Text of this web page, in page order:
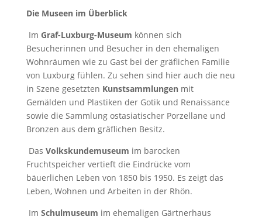
Die Museen im Überblick
Im Graf-Luxburg-Museum können sich
Besucherinnen und Besucher in den ehemaligen
Wohnräumen wie zu Gast bei der gräflichen Familie
von Luxburg fühlen. Zu sehen sind hier auch die neu
in Szene gesetzten Kunstsammlungenmit
Gemälden und Plastiken der Gotik und Renaissance
sowie die Sammlung ostasiatischer Porzellane und
Bronzen aus dem gräflichen Besitz.
Das Volkskundemuseum im barocken
Fruchtspeicher vertieft die Eindrücke vom
bäuerlichen Leben von 1850 bis 1950. Es zeigt das
Leben, Wohnen und Arbeiten in der Rhön.
Im Schulmuseum im ehemaligen Gärtnerhaus